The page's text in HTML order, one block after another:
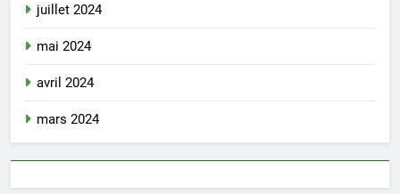
juillet 2024
mai 2024
avril 2024
mars 2024